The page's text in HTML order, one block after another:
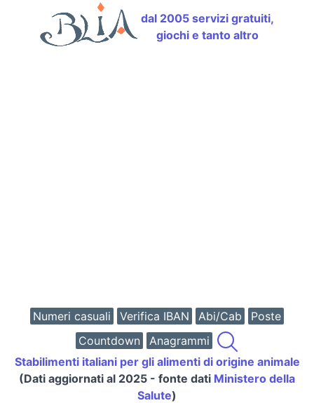
dal 2005 servizi gratuiti,
giochi e tanto altro
Numeri casuali Verifica IBAN Abi/Cab
Poste
Countdown
Anagrammi
Stabilimenti italiani per gli alimenti di origine animale
(Dati aggiornati al 2025 - fonte dati Ministero della
Salute)